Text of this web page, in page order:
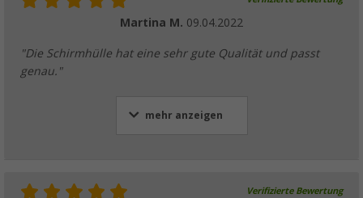
Martina M. 09.04.2022
"Die Schirmhülle hat eine sehr gute Qualität und passt
genau."
mehr anzeigen
Verifizierte Bewertung